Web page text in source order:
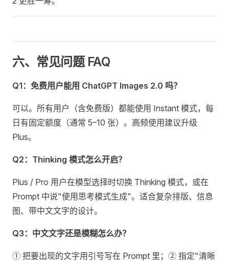
六、常见问题 FAQ
Q1：免费用户能用 ChatGPT Images 2.0 吗？
可以。所有用户（含免费版）都能使用 Instant 模式，每
日有固定额度（通常 5–10 张）。高频使用建议升级
Plus。
Q2：Thinking 模式怎么开启？
Plus / Pro 用户在模型选择时切换 Thinking 模式，或在
Prompt 中说"使用思考模式生成"。适合复杂排版、信息
图、带中文文字的设计。
Q3：中文文字还是模糊怎么办？
① 把要出现的文字用引号写在 Prompt 里；② 指定"清晰